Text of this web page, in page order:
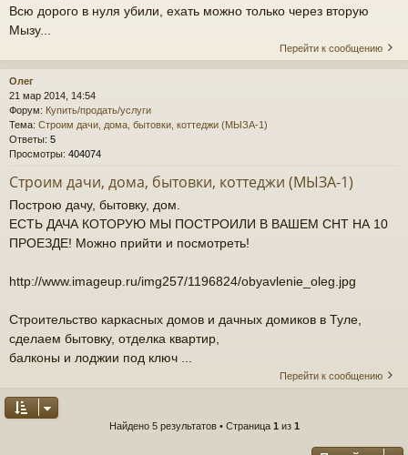
Всю дорого в нуля убили, ехать можно только через вторую
Мызу...
Перейти к сообщению
Олег
21 мар 2014, 14:54
Форум: Купить/продать/услуги
Тема: Строим дачи, дома, бытовки, коттеджи (МЫЗА-1)
Ответы: 5
Просмотры: 404074
Строим дачи, дома, бытовки, коттеджи (МЫЗА-1)
Построю дачу, бытовку, дом.
ЕСТЬ ДАЧА КОТОРУЮ МЫ ПОСТРОИЛИ В ВАШЕМ СНТ НА 10
ПРОЕЗДЕ! Можно прийти и посмотреть!
http://www.imageup.ru/img257/1196824/obyavlenie_oleg.jpg
Строительство каркасных домов и дачных домиков в Туле,
сделаем бытовку, отделка квартир,
балконы и лоджии под ключ ...
Перейти к сообщению
Найдено 5 результатов • Страница 1 из 1